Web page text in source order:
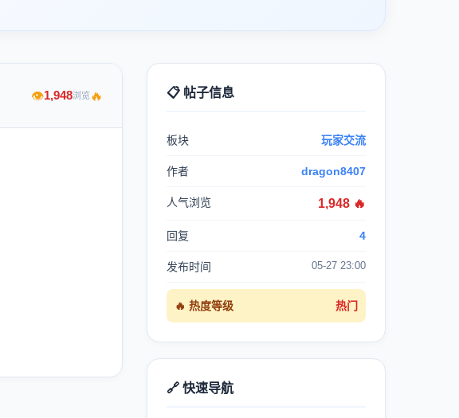
👁1,948浏览🔥 📋 帖子信息
板块 玩家交流
作者 dragon8407
人气浏览 1,948 🔥
回复 4
发布时间 05-27 23:00
🔥 热度等级 热门
🔗 快速导航